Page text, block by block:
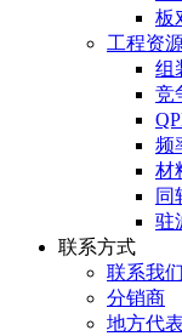
板
工程资
组
竞
频
材
同
驻
联系方式
联系我们
分销商
地方代表